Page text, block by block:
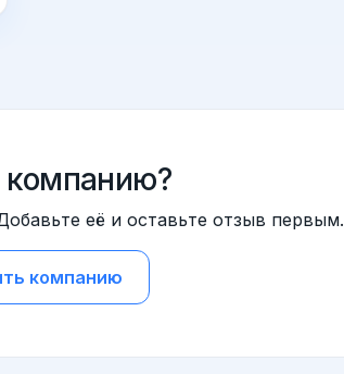
её и оставьте отзыв первым.
компанию